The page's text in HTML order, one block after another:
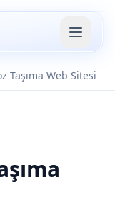
Taşıma Web Sitesi